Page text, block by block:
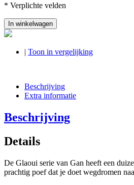
* Verplichte velden
In winkelwagen
| Toon in vergelijking
Beschrijving
Extra informatie
Beschrijving
Details
De Glaoui serie van Gan heeft een
prachtig poef dat je doet wegdromen